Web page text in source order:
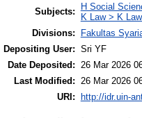
Subjects:
H Social
K Law > K
Divisions:
Fakultas
Depositing User: Sri YF
Date Deposited:
26 Mar 2026
Last Modified:
26 Mar 2026
URI: http://idr.uin-